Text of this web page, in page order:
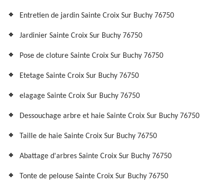
Entretien de jardin Sainte Croix Sur Buchy 76750
Jardinier Sainte Croix Sur Buchy 76750
Pose de cloture Sainte Croix Sur Buchy 76750
Etetage Sainte Croix Sur Buchy 76750
elagage Sainte Croix Sur Buchy 76750
Dessouchage arbre et haie Sainte Croix Sur Buchy 76750
Taille de haie Sainte Croix Sur Buchy 76750
Abattage d'arbres Sainte Croix Sur Buchy 76750
Tonte de pelouse Sainte Croix Sur Buchy 76750